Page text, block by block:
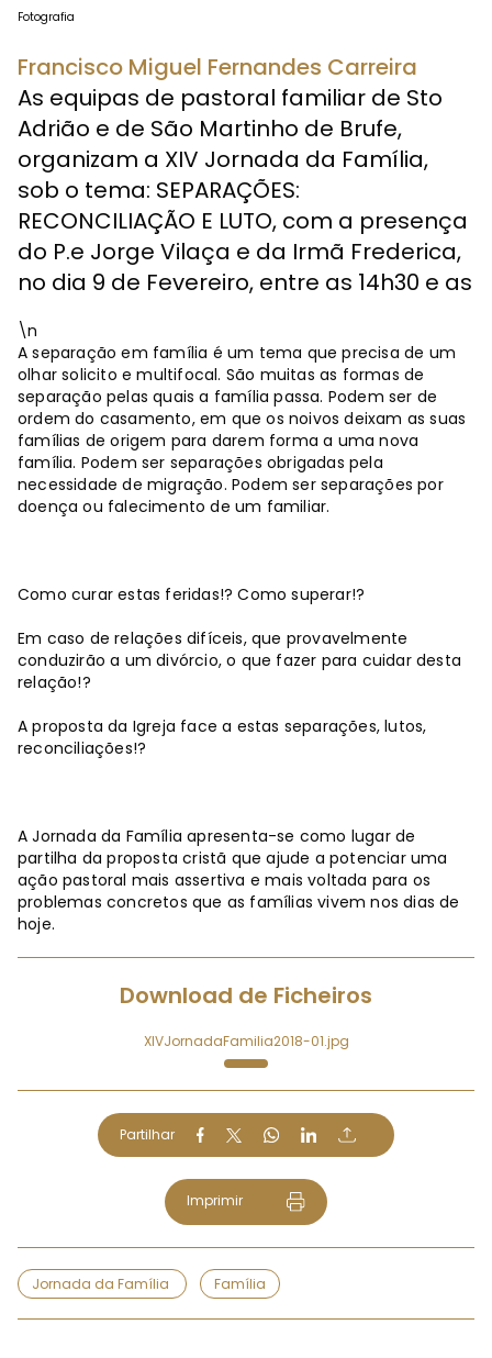
Fotografia
Francisco Miguel Fernandes Carreira
As equipas de pastoral familiar de Sto
Adrião e de São Martinho de Brufe,
organizam a XIV Jornada da Família,
sob o tema: SEPARAÇÕES:
RECONCILIAÇÃO E LUTO, com a presença
do P.e Jorge Vilaça e da Irmã Frederica,
no dia 9 de Fevereiro, entre as 14h30 e as
\n
A separação em família é um tema que precisa de um
olhar solicito e multifocal. São muitas as formas de
separação pelas quais a família passa. Podem ser de
ordem do casamento, em que os noivos deixam as suas
famílias de origem para darem forma a uma nova
família. Podem ser separações obrigadas pela
necessidade de migração. Podem ser separações por
doença ou falecimento de um familiar.
Como curar estas feridas!? Como superar!?
Em caso de relações difíceis, que provavelmente
conduzirão a um divórcio, o que fazer para cuidar desta
relação!?
A proposta da Igreja face a estas separações, lutos,
reconciliações!?
A Jornada da Família apresenta-se como lugar de
partilha da proposta cristã que ajude a potenciar uma
ação pastoral mais assertiva e mais voltada para os
problemas concretos que as famílias vivem nos dias de
hoje.
Download de Ficheiros
XIVJornadaFamilia2018-01.jpg
Partilhar
Imprimir
Jornada da Família Família